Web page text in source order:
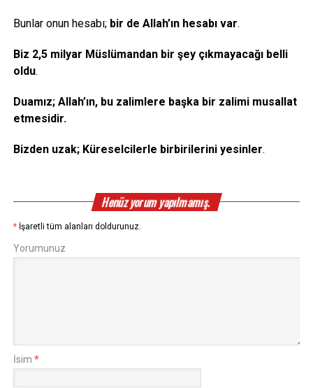
Bunlar onun hesabı; bir de Allah’ın hesabı var.
Biz 2,5 milyar Müslümandan bir şey çıkmayacağı belli
oldu.
Duamız; Allah’ın, bu zalimlere başka bir zalimi musallat
etmesidir.
Bizden uzak; Küreselcilerle birbirilerini yesinler.
Henüz yorum yapılmamış.
* İşaretli tüm alanları doldurunuz.
Yorumunuz
İsim *